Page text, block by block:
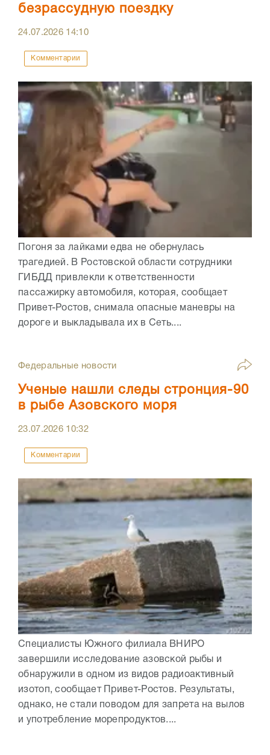
безрассудную поездку
24.07.2026 14:10
Комментарии
Погоня за лайками едва не обернулась
трагедией. В Ростовской области сотрудники
ГИБДД привлекли к ответственности
пассажирку автомобиля, которая, сообщает
Привет-Ростов, снимала опасные маневры на
дороге и выкладывала их в Сеть....
Федеральные новости
Ученые нашли следы стронция-90
в рыбе Азовского моря
23.07.2026 10:32
Комментарии
Специалисты Южного филиала ВНИРО
завершили исследование азовской рыбы и
обнаружили в одном из видов радиоактивный
изотоп, сообщает Привет-Ростов. Результаты,
однако, не стали поводом для запрета на вылов
и употребление морепродуктов....